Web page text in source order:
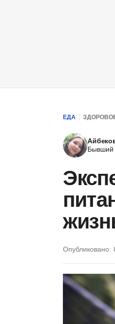
ЕДА
Бывший
Опубликовано: